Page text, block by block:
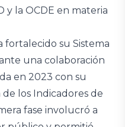
y la OCDE en materia
fortalecido su Sistema
una colaboración
en 2023 con su
los Indicadores de
fase involucró a